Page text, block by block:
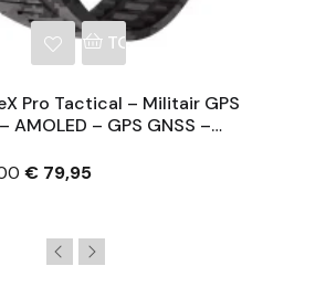
TOEVOEGEN AAN
Pro Tactical – Militair GPS
– GPS GNSS –
€ 79,95